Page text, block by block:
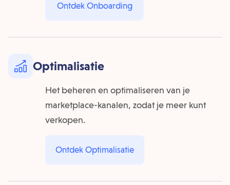
Ontdek Onboarding
Optimalisatie
Het beheren en optimaliseren van je
marketplace-kanalen, zodat je meer kunt
verkopen.
Ontdek Optimalisatie